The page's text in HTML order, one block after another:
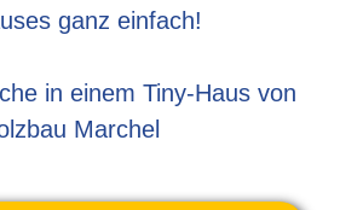
ganz einfach!
in einem Tiny-Haus von
Marchel